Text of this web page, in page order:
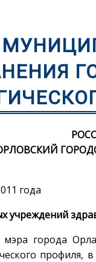
года
учреждений
мэра города
профиля,